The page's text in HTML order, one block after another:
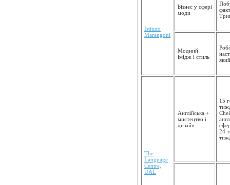
Istituto
Marangoni
Бізнес у сфері
моди
Модний
імідж і стиль
The
Language
Centre,
UAL
Англійська +
мистецтво і
дизайн
15
24